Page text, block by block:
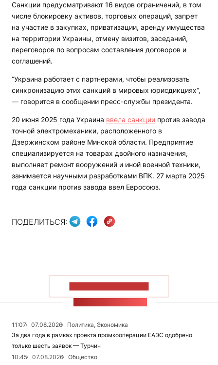
Санкции предусматривают 16 видов ограничений, в том
числе блокировку активов, торговых операций, запрет
на участие в закупках, приватизации, аренду имущества
на территории Украины, отмену визитов, заседаний,
переговоров по вопросам составления договоров и
соглашений.
“Украина работает с партнерами, чтобы реализовать
синхронизацию этих санкций в мировых юрисдикциях“,
— говорится в сообщении пресс-службы президента.
20 июня 2025 года Украина ввела санкции против завода
точной электромеханики, расположенного в
Дзержинском районе Минской области. Предприятие
специализируется на товарах двойного назначения,
выполняет ремонт вооружений и иной военной техники,
занимается научными разработками ВПК. 27 марта 2025
года санкции против завода ввел Евросоюз.
ПОДЕЛИТЬСЯ:
11:07 07.08.2026
Политика, Экономика
За два года в рамках проекта промкооперации ЕАЭС одобрено
только шесть заявок — Турчин
10:45
07.08.2026
Общество